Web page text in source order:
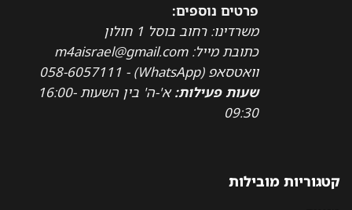
פרטים נוספים:
משרדינו: רחוב בוסל 1 חולון
כתובת מייל: m4aisrael@gmail.com
וואטסאפ (WhatsApp) - 058-6057111
שעות פעילות:
א'-ה' בין השעות 16:00-
09:30
קטגוריות מובילות